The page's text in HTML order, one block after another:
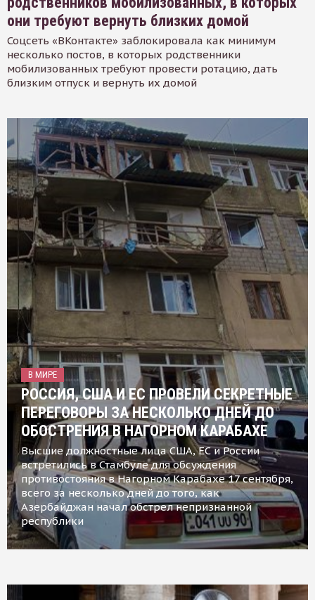
они требуют вернуть близких домой
Соцсеть «ВКонтакте» заблокировала как минимум
несколько постов, в которых родственники
мобилизованных требуют провести ротацию, дать
близким отпуск и вернуть их домой
В МИРЕ
РОССИЯ, США И ЕС ПРОВЕЛИ СЕКРЕТНЫЕ
ПЕРЕГОВОРЫ ЗА НЕСКОЛЬКО ДНЕЙ ДО
ОБОСТРЕНИЯ В НАГОРНОМ КАРАБАХЕ
Высшие должностные лица США, ЕС и России
встретились в Стамбуле для обсуждения
противостояния в Нагорном Карабахе 17 сентября,
всего за несколько дней до того, как
Азербайджан начал обстрел непризнанной
республики